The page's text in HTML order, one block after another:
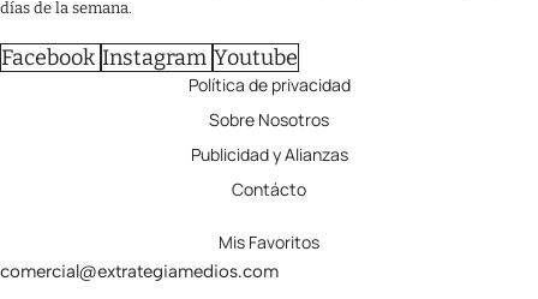
días de la semana.
Facebook Instagram Youtube
Política de privacidad
Sobre Nosotros
Publicidad y Alianzas
Contácto
Mis Favoritos
comercial@extrategiamedios.com